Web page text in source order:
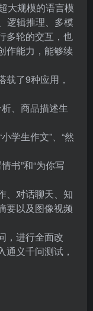
大规模的语言模
逻辑推理、多模
多轮的交互，也
作能力，能够续
了9种应用，
、商品描述生
学生作文”、“然
书”和“为你写
、对话聊天、知
要以及图像视频
，进行全面改
义千问测试，